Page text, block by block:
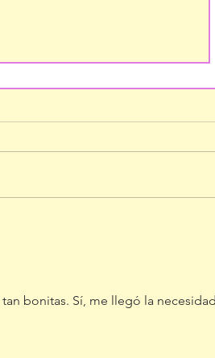
gracias por vuestra confianza
bonitas. Sí, me llegó la